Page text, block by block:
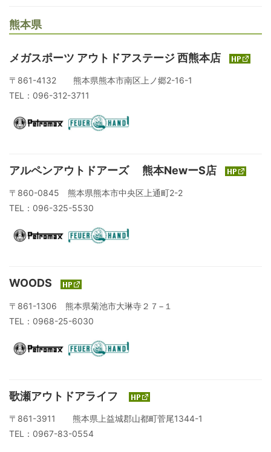
熊本県
メガスポーツ アウトドアステージ 西熊本店
〒861-4132 熊本県熊本市南区上ノ郷2-16-1
TEL：096-312-3711
アルペンアウトドアーズ 熊本NewーS店
〒860-0845 熊本県熊本市中央区上通町2-2
TEL：096-325-5530
WOODS
〒861-1306 熊本県菊池市大琳寺２７−１
TEL：0968-25-6030
歌瀬アウトドアライフ
〒861-3911 熊本県上益城郡山都町菅尾1344-1
TEL：0967-83-0554